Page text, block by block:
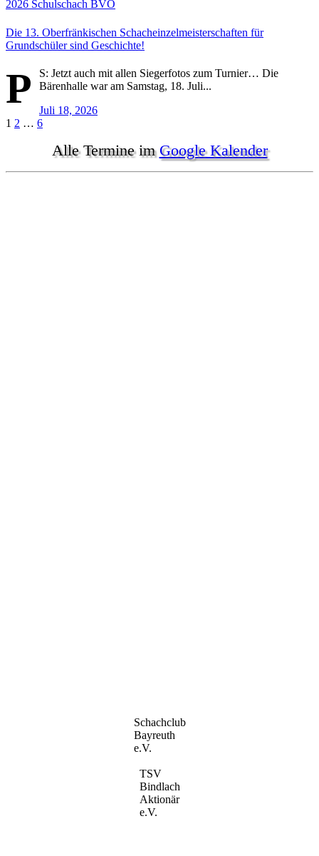
2026 Schulschach BVO
Die 13. Oberfränkischen Schacheinzelmeisterschaften für
Grundschüler sind Geschichte!
P
S: Jetzt auch mit allen Siegerfotos zum Turnier… Die
Bärenhalle war am Samstag, 18. Juli...
Juli 18, 2026
Seitennummerierung
Beiträge
1 2 … 6
Alle Termine im Google Kalender
Schachclub
Bayreuth
e.V.
TSV
Bindlach
Aktionär
e.V.